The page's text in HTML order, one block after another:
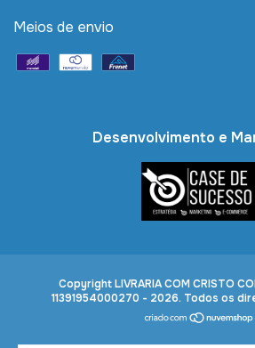
Meios de envio
Desenvolvimento e
Copyright LIVRARIA COM CRISTO
11391954000270 - 2026. Todos os